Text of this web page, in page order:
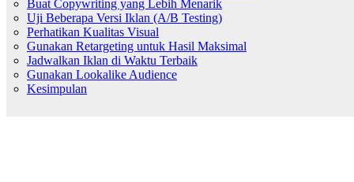
Buat Copywriting yang Lebih Menarik
Uji Beberapa Versi Iklan (A/B Testing)
Perhatikan Kualitas Visual
Gunakan Retargeting untuk Hasil Maksimal
Jadwalkan Iklan di Waktu Terbaik
Gunakan Lookalike Audience
Kesimpulan